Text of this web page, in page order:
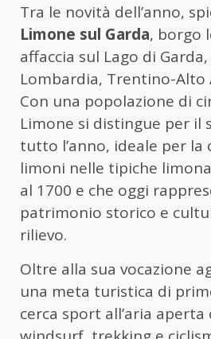
Tra le novità dell’anno,
Limone sul Garda, borgo
affaccia sul Lago di
Lombardia, Trentino-Alto
Con una popolazione di
Limone si distingue per il
tutto l’anno, ideale per la
limoni nelle tipiche
al 1700 e che oggi
patrimonio storico e
rilievo.
Oltre alla sua vocazione
una meta turistica di
cerca sport all’aria aperta